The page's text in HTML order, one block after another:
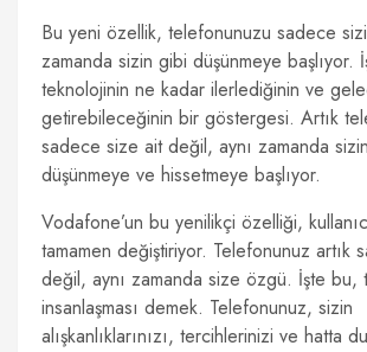
Bu yeni özellik, telefonunuzu sadece
zamanda sizin gibi düşünmeye başlıyor.
teknolojinin ne kadar ilerlediğinin ve
getirebileceğinin bir göstergesi. Artık
sadece size ait değil, aynı zamanda
düşünmeye ve hissetmeye başlıyor.
Vodafone’un bu yenilikçi özelliği,
tamamen değiştiriyor. Telefonunuz artık
değil, aynı zamanda size özgü. İşte bu,
insanlaşması demek. Telefonunuz, sizin
alışkanlıklarınızı, tercihlerinizi ve hatta